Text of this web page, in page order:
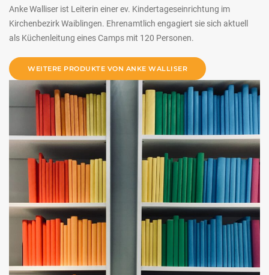
Anke Walliser ist Leiterin einer ev. Kindertageseinrichtung im
Kirchenbezirk Waiblingen. Ehrenamtlich engagiert sie sich aktuell
als Küchenleitung eines Camps mit 120 Personen.
WEITERE PRODUKTE VON ANKE WALLISER